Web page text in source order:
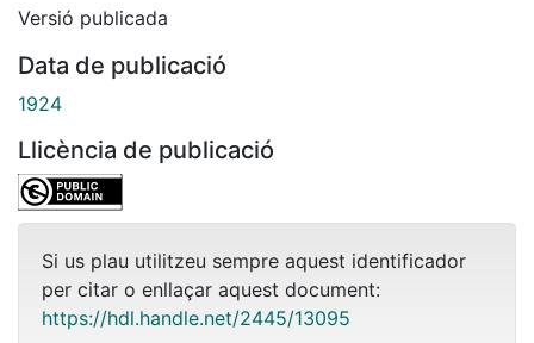
Versió publicada
Data de publicació
1924
Llicència de publicació
Si us plau utilitzeu sempre aquest identificador
per citar o enllaçar aquest document:
https://hdl.handle.net/2445/13095